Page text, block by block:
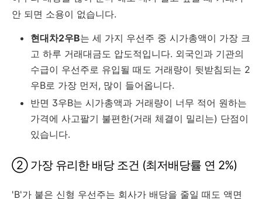
안 되면 소용이 없습니다.
현대차2우B는 세 가지 우선주 중 시가총액이 가장 크
고 하루 거래대금도 압도적입니다. 외국인과 기관의
수급이 우선주로 유입될 때도 거래량이 뒷받침되는 2
우B로 가장 먼저, 많이 들어옵니다.
반면 3우B는 시가총액과 거래량이 너무 적어 원하는
가격에 사고팔기 불편한(거래 체결이 밀리는) 단점이
있습니다.
② 가장 유리한 배당 조건 (최저배당률 연 2%)
'B'가 붙은 신형 우선주는 회사가 배당을 줄일 때도 액면